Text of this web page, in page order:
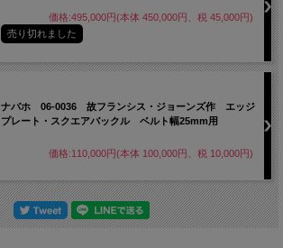
価格:495,000円(本体 450,000円、税 45,000円)
売り切れました
ナバホ 06-0036 故フランシス・ジョーンズ作 エッジ
プレート・スクエアバックル ベルト幅25mm用
価格:110,000円(本体 100,000円、税 10,000円)